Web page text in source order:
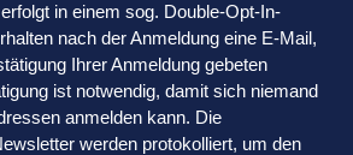
in einem sog. Double-Opt-In-
nach der Anmeldung eine E-Mail,
Ihrer Anmeldung gebeten
ist notwendig, damit sich niemand
anmelden kann. Die
werden protokolliert, um den